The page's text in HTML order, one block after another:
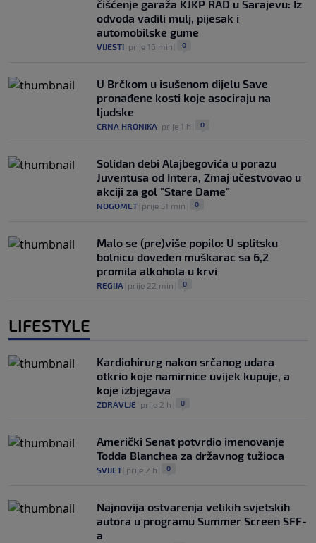
čišćenje garaža KJKP RAD u Sarajevu: Iz
odvoda vadili mulj, pijesak i
automobilske gume
VIJESTI prije 16 min 0
U Brčkom u isušenom dijelu Save
pronađene kosti koje asociraju na
ljudske
CRNA HRONIKA prije 1 h 0
Solidan debi Alajbegovića u porazu
Juventusa od Intera, Zmaj učestvovao u
akciji za gol "Stare Dame"
NOGOMET prije 51 min 0
Malo se (pre)više popilo: U splitsku
bolnicu doveden muškarac sa 6,2
promila alkohola u krvi
REGIJA prije 22 min 0
LIFESTYLE
Kardiohirurg nakon srčanog udara
otkrio koje namirnice uvijek kupuje, a
koje izbjegava
ZDRAVLJE prije 2 h 0
Američki Senat potvrdio imenovanje
Todda Blanchea za državnog tužioca
SVIJET prije 2 h 0
Najnovija ostvarenja velikih svjetskih
autora u programu Summer Screen SFF-
a